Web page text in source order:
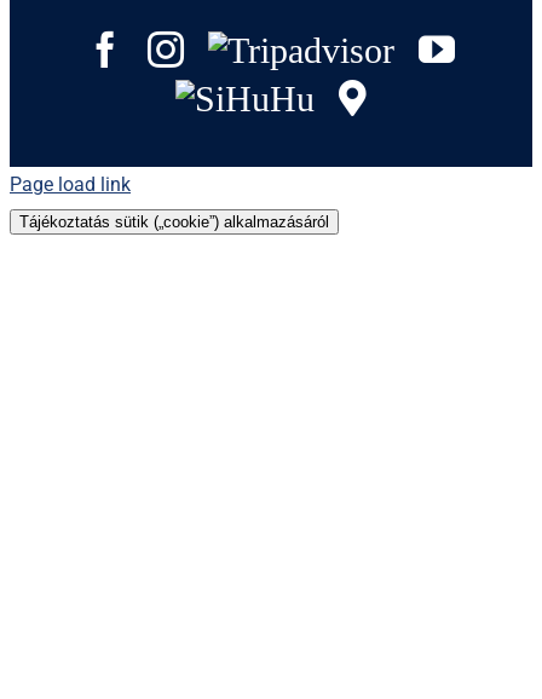
Facebook
Instagram
Tripadvisor
SiHuHu
Page load link
Tájékoztatás sütik („cookie”) alkalmazásáról